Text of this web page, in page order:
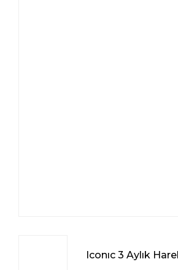
Iconıc 3 Aylık